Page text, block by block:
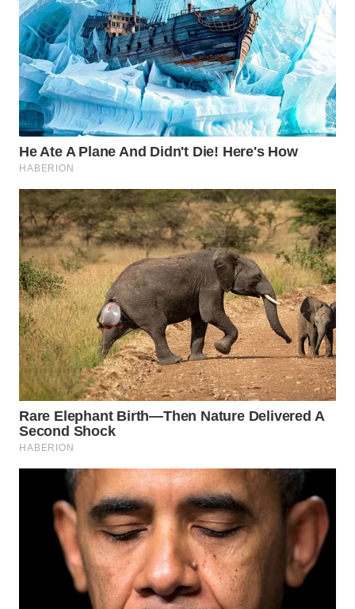
WN
PRIANGAN
TIMUR
WN
SEMARANG
WN
SOLO
WN
BOROBUDUR
WN
MADURA
WN
SURABAYA
WN
NATUNA
WN
BINTAN
WN
MANDALIKA
LIKUPANG